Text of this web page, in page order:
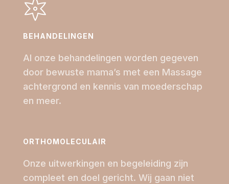
BEHANDELINGEN
Al onze behandelingen worden gegeven
door bewuste mama’s met een Massage
achtergrond en kennis van moederschap
en meer.
ORTHOMOLECULAIR
Onze uitwerkingen en begeleiding zijn
compleet en doel gericht. Wij gaan niet